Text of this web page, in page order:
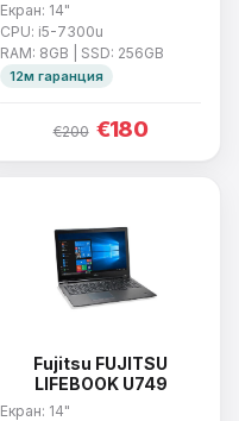
Екран: 14"
CPU: i5-7300u
RAM: 8GB | SSD: 256GB
12м гаранция
€200 €180
Fujitsu FUJITSU
LIFEBOOK U749
Екран: 14"